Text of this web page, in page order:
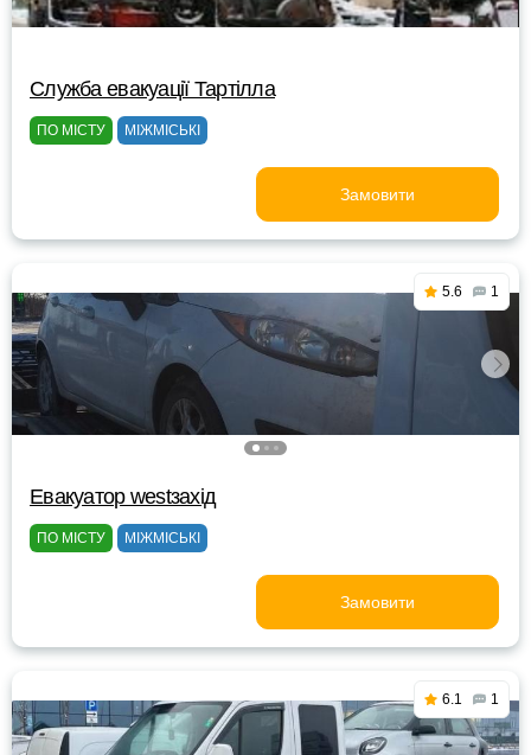
Служба евакуації Тартілла
ПО МІСТУ МІЖМІСЬКІ
Замовити
5.6 1
Евакуатор westзахід
ПО МІСТУ МІЖМІСЬКІ
Замовити
6.1 1